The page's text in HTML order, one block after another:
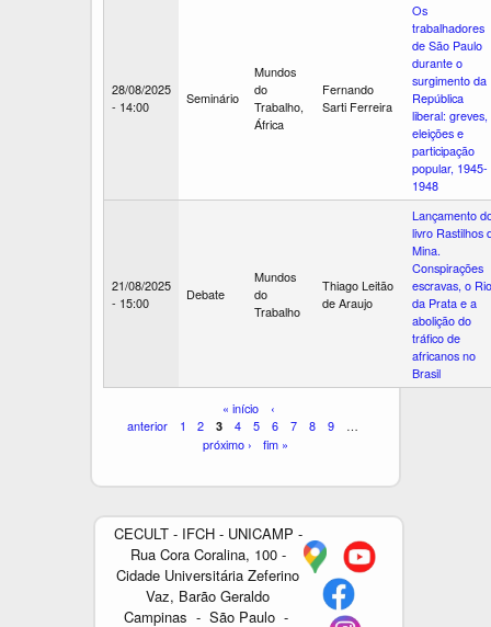
28/08/2025
- 14:00
Seminário
Mundos
do
Trabalho,
África
Fernando
Sarti Ferreira
Os
trabalhadores
de São Paulo
durante o
surgimento da
República
liberal: greves,
eleições e
participação
popular, 1945-
1948
21/08/2025
- 15:00
Debate
Mundos
do
Trabalho
Thiago Leitão
de Araujo
Lançamento
livro Rastilhos
Mina.
Conspirações
escravas, o Rio
da Prata e a
abolição do
tráfico de
africanos no
Brasil
i
n
« início
‹
anterior
1 2 3 4 5 6 7 8 9
…
próximo ›
fim »
CECULT - IFCH - UNICAMP -
Rua Cora Coralina, 100 -
Cidade Universitária Zeferino
Vaz, Barão Geraldo
Campinas - São Paulo -